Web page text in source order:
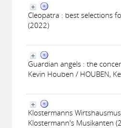
Cleopatra : best selections
(2022)
Guardian angels : the
Kevin Houben / HOUBEN,
Klostermanns
Klostermann's Musikanten